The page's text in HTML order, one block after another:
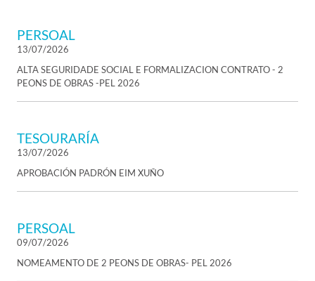
PERSOAL
13/07/2026
ALTA SEGURIDADE SOCIAL E FORMALIZACION CONTRATO - 2
PEONS DE OBRAS -PEL 2026
TESOURARÍA
13/07/2026
APROBACIÓN PADRÓN EIM XUÑO
PERSOAL
09/07/2026
NOMEAMENTO DE 2 PEONS DE OBRAS- PEL 2026